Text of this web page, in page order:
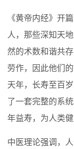
《黄帝内经》开
人，那些深知天
然的术数和谐共
劳作，因此他们
天年，长寿至百
了一套完整的系
年益寿，为人类
中医理论强调，